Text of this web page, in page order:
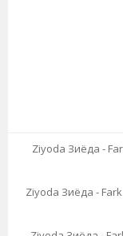
Ziyoda Зиёда -
Ziyoda Зиёда -